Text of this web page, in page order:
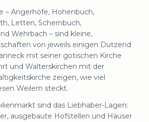
– Angerhöfe, Hohenbuch,
Letten, Schernbuch,
Wehrbach – sind kleine,
von jeweils einigen Dutzend
mit seiner gotischen Kirche
und Walterskirchen mit der
zeigen, wie viel
Weilern steckt.
sind das Liebhaber-Lagen:
ausgebaute Hofstellen und Häuser